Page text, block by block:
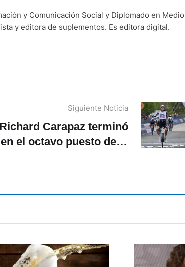
y Comunicación Social y Diplomado en Medio
y editora de suplementos. Es editora digital.
Siguiente Noticia
Richard Carapaz terminó
en el octavo puesto de la